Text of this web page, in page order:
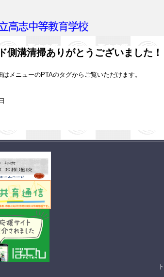
側溝清掃ありがとうございました！
メニューのPTAのタグからご覧いただけます。